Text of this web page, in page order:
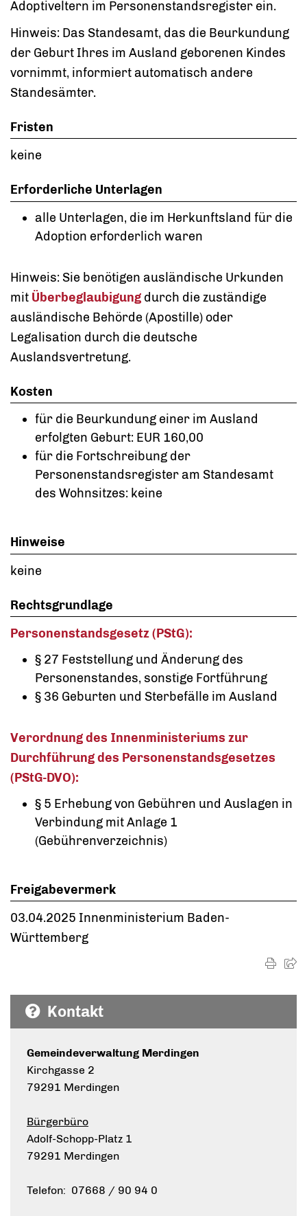
Adoptiveltern im Personenstandsregister ein.
Hinweis: Das Standesamt, das die Beurkundung
der Geburt Ihres im Ausland geborenen Kindes
vornimmt, informiert automatisch andere
Standesämter.
Fristen
keine
Erforderliche Unterlagen
alle Unterlagen, die im Herkunftsland für die
Adoption erforderlich waren
Hinweis: Sie benötigen ausländische Urkunden
mit Überbeglaubigung durch die zuständige
ausländische Behörde (Apostille) oder
Legalisation durch die deutsche
Auslandsvertretung.
Kosten
für die Beurkundung einer im Ausland
erfolgten Geburt: EUR 160,00
für die Fortschreibung der
Personenstandsregister am Standesamt
des Wohnsitzes: keine
Hinweise
keine
Rechtsgrundlage
Personenstandsgesetz (PStG):
§ 27 Feststellung und Änderung des
Personenstandes, sonstige Fortführung
§ 36 Geburten und Sterbefälle im Ausland
Verordnung des Innenministeriums zur
Durchführung des Personenstandsgesetzes
(PStG-DVO):
§ 5 Erhebung von Gebühren und Auslagen in
Verbindung mit Anlage 1
(Gebührenverzeichnis)
Freigabevermerk
03.04.2025 Innenministerium Baden-
Württemberg
Kontakt
Gemeindeverwaltung Merdingen
Kirchgasse 2
79291 Merdingen
Bürgerbüro
Adolf-Schopp-Platz 1
79291 Merdingen
Telefon: 07668 / 90 94 0